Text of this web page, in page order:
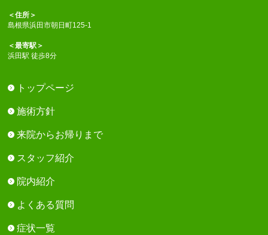
＜住所＞
島根県浜田市朝日町125-1
＜最寄駅＞
浜田駅 徒歩8分
トップページ
施術方針
来院からお帰りまで
スタッフ紹介
院内紹介
よくある質問
症状一覧